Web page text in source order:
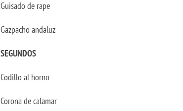
Guisado de rape
Gazpacho andaluz
SEGUNDOS
Codillo al horno
Corona de calamar